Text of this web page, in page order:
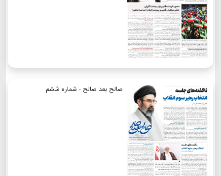
صالح بعد صالح - شماره ششم